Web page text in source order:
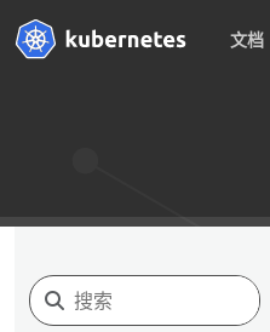
文档